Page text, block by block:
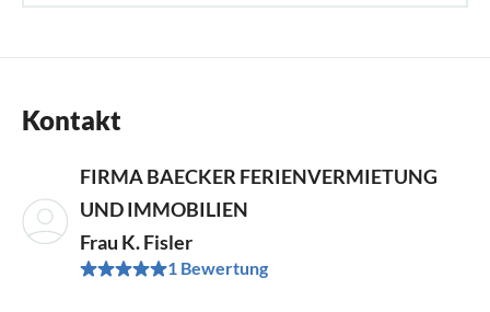
Kontakt
FIRMA BAECKER FERIENVERMIETUNG
UND IMMOBILIEN
Frau K. Fisler
1 Bewertung